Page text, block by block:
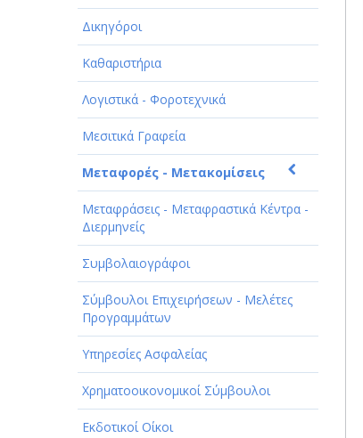
ΕΚΠΑΙΔΕΥΣΗ - ΣΧΟΛΕΣ
ΕΜΠΟΡΙΟ - ΕΜΠΟΡΙΚΑ ΚΑΤΑΣΤΗΜΑΤΑ
ΕΡΓΟΣΤΑΣΙΑ - ΒΙΟΜΗΧΑΝΙΕΣ
ΞΕΝΟΔΟΧΕΙΑ - ΤΟΥΡΙΣΜΟΣ
ΟΜΟΡΦΙΑ
ΠΑΡΟΧΗ ΥΠΗΡΕΣΙΩΝ
ΤΕΧΝΙΚΑ - ΚΑΤΑΣΚΕΥΑΣΤΙΚΑ
ΤΕΧΝΟΛΟΓΙΑ
ΥΓΕΙΑ - ΙΑΤΡΟΙ
ΦΑΓΗΤΟ
Δικηγόροι
Καθαριστήρια
Λογιστικά - Φοροτεχνικά
Μεσιτικά Γραφεία
Μεταφορές - Μετακομίσεις
Μεταφράσεις - Μεταφραστικά Κέντρα -
Διερμηνείς
Συμβολαιογράφοι
Σύμβουλοι Επιχειρήσεων - Μελέτες
Προγραμμάτων
Υπηρεσίες Ασφαλείας
Χρηματοοικονομικοί Σύμβουλοι
Εκδοτικοί Οίκοι